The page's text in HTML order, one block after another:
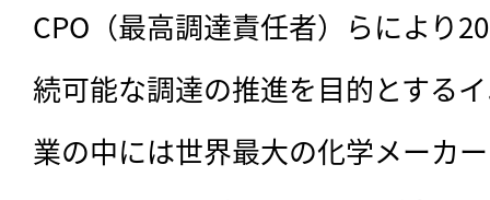
CPO（最高調達責任者）らにより
続可能な調達の推進を目的とする
業の中には世界最大の化学メーカ